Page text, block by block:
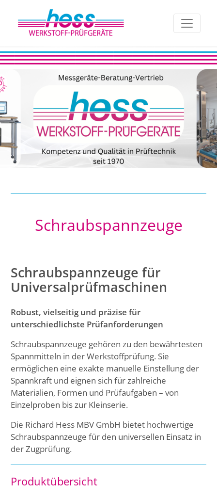
Schraubspannzeuge
Schraubspannzeuge für
Universalprüfmaschinen
Robust, vielseitig und präzise für
unterschiedlichste Prüfanforderungen
Schraubspannzeuge gehören zu den bewährtesten
Spannmitteln in der Werkstoffprüfung. Sie
ermöglichen eine exakte manuelle Einstellung der
Spannkraft und eignen sich für zahlreiche
Materialien, Formen und Prüfaufgaben – von
Einzelproben bis zur Kleinserie.
Die Richard Hess MBV GmbH bietet hochwertige
Schraubspannzeuge für den universellen Einsatz in
der Zugprüfung.
Produktübersicht